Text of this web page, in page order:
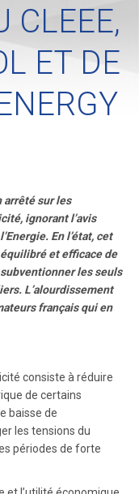
CLEEE,
ET DE
arrêté sur les
ignorant l’avis
En l’état, cet
et efficace de
les seuls
L’alourdissement
français qui en
consiste à réduire
de certains
baisse de
les tensions du
périodes de forte